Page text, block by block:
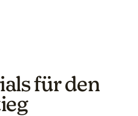
für den